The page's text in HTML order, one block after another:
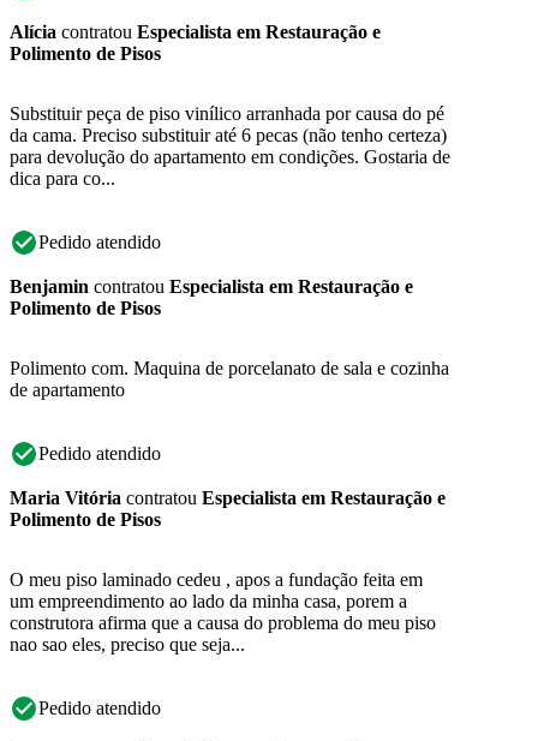
Alícia contratou Especialista em Restauração e
Polimento de Pisos
Substituir peça de piso vinílico arranhada por causa do pé
da cama. Preciso substituir até 6 pecas (não tenho certeza)
para devolução do apartamento em condições. Gostaria de
dica para co...
Pedido atendido
Benjamin contratou Especialista em Restauração e
Polimento de Pisos
Polimento com. Maquina de porcelanato de sala e cozinha
de apartamento
Pedido atendido
Maria Vitória contratou Especialista em Restauração e
Polimento de Pisos
O meu piso laminado cedeu , apos a fundação feita em
um empreendimento ao lado da minha casa, porem a
construtora afirma que a causa do problema do meu piso
nao sao eles, preciso que seja...
Pedido atendido